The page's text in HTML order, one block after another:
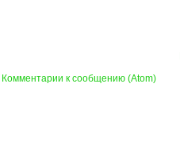
Комментарии к сообщению (Atom)